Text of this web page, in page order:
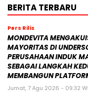
BERITA TERBARU
Pers Rilis
MONDEVITA
MAYORITAS DI
PERUSAHAAN INDUK
SEBAGAI LANGKAH
MEMBANGUN
Jumat, 7 Agu 2026 - 09:32